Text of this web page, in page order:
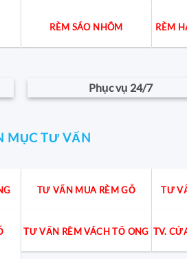
RÈM SÁO NHÔM RÈM
Phục vụ 24/7
MỤC TƯ VẤN
TƯ VẤN MUA RÈM GỖ TƯ
TƯ VẤN RÈM VÁCH TỔ ONG TV.